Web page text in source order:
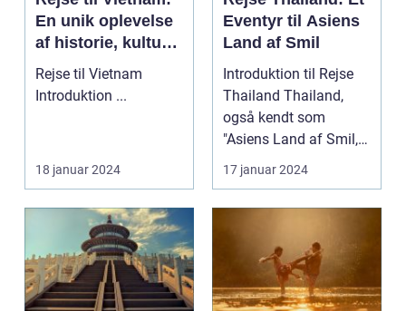
En unik oplevelse
af historie, kultur
og naturskønhed
Rejse til Vietnam
Introduktion ...
18 januar 2024
Eventyr til Asiens
Land af Smil
Introduktion til Rejse
Thailand Thailand,
også kendt som
"Asiens Land af Smil,"
er en destination m...
17 januar 2024